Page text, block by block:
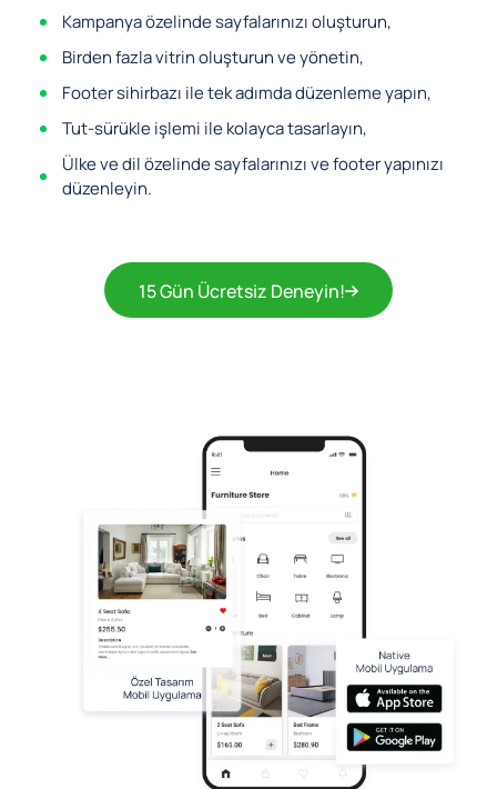
Kampanya özelinde sayfalarınızı oluşturun,
Birden fazla vitrin oluşturun ve yönetin,
Footer sihirbazı ile tek adımda düzenleme yapın,
Tut-sürükle işlemi ile kolayca tasarlayın,
Ülke ve dil özelinde sayfalarınızı ve footer yapınızı
düzenleyin.
15 Gün Ücretsiz Deneyin!